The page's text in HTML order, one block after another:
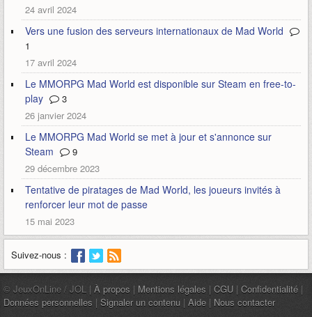
24 avril 2024
Vers une fusion des serveurs internationaux de Mad World
1
17 avril 2024
Le MMORPG Mad World est disponible sur Steam en free-to-
play
3
26 janvier 2024
Le MMORPG Mad World se met à jour et s'annonce sur
Steam
9
29 décembre 2023
Tentative de piratages de Mad World, les joueurs invités à
renforcer leur mot de passe
15 mai 2023
Suivez-nous :
© JeuxOnLine / JOL | À propos | Mentions légales | CGU | Confidentialité |
Données personnelles | Signaler un contenu | Aide | Nous contacter